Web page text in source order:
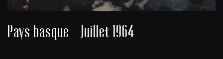
Pays basque - Juillet 1964